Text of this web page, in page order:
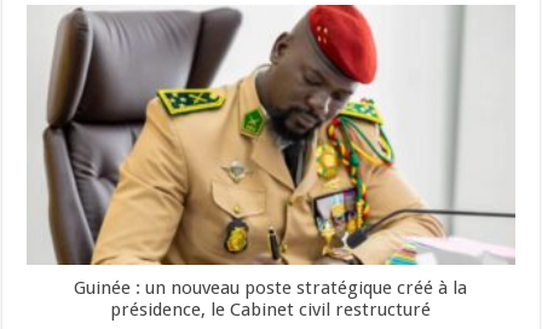
Guinée : un nouveau poste stratégique créé à la
présidence, le Cabinet civil restructuré